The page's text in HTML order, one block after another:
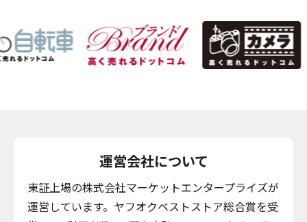
運営会社について
東証上場の株式会社マーケットエンタープライズが
運営しています。ヤフオクベストストア総合賞を受